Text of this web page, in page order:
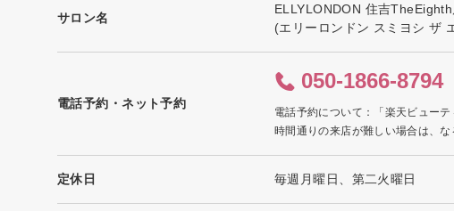
サロン名
ELLYLONDON 住吉
(エリーロンドン スミヨシ ザ
電話予約・ネット予約
050-1866-8794
電話予約について：「楽天ビュー
時間通りの来店が難しい場合は、な
定休日 毎週月曜日、第二火曜日